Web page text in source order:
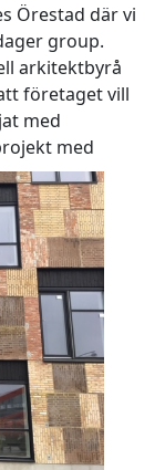
Örestad där vi
group.
arkitektbyrå
företaget vill
med
med